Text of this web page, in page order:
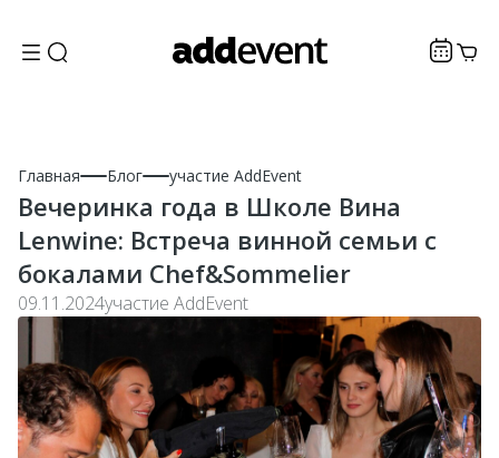
Главная Блог участие AddEvent
Вечеринка года в Школе Вина
Lenwine: Встреча винной семьи с
бокалами Chef&Sommelier
09.11.2024участие AddEvent